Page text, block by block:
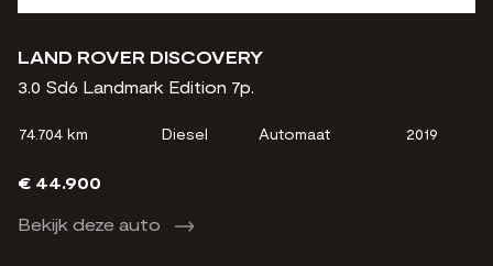
LAND ROVER DISCOVERY
3.0 Sd6 Landmark Edition 7p.
74.704 km Diesel Automaat 2019
€ 44.900
Bekijk deze auto